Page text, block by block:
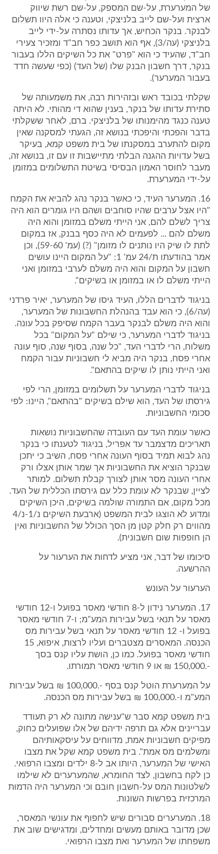
של המערערת, על-שם המספק, על-שם רשת שיווק
ארצית ועל-שם לייב בלניצקי, וטענה כי אלה היוו תשלום
לבנקר. בנקר הכחיש, אך עדותו נסתרה על-ידי לייב
בלניצקי (עה/3), אף הוא תושב כפר חב"ד ומזכיר צעירי
חב"ד, שהעיד כי הוא "פרט" את כל השיקים הללו בעבור
בנקר, דרך חשבון הבנק שלו (של העד) (כפי שעשה חדד
בעבור המערער).
שקלתי בכובד ראש ובזהירות רבה, את משמעותה של
סתירת עדותו של בנקר, בענין שהוא די מהותי. לא היתה
טענה כנגד מהימנותו של בלניצקי. ברם, לאחר ששקלתי
בדבר והפכתי והיפכתי בנושא זה, הגעתי למסקנה שאין
מקום להתערב במסקנתו של בית משפט קמא, בעיקר
בשל עדויות ההגנה הבלתי מתיישבות זו עם זו, בנושא זה,
מעבר לחוסר האמון הבסיסי בשיטת התשלומים במזומן
על-ידי המערערת.
16. המערער העיד, כי כאשר בנקר נהג להביא את הקמח
"היו אצל ערבים שהיו סוחבים ושהם היו גומרים הוא היה
צריך לשלם להם, אני הייתי משלם במזומן והוא היה
משלם להם ... לפעמים לא היה כסף בבנק, אז במקום
לתת לו שיק היו נותנים לו מזומן" (?) (עמ' 59-60), וכן
אמר בהודעתו ת/24 עמ' 1: "על המקום היינו עושים
חשבון על המקום והוא היה משלם לערבי במזומן ואני
הייתי משלם לו או במזומן או בשיקים".
בניגוד לדברים הללו, העיד גיסו של המערער, יאיר פרדני
(עה/6), כי הוא עבד בהנהלת החשבונות של המערער,
והוא היה משלם לבנקר בעבר הקמח שסיפק בכל עונה.
בניגוד לדברי המערער, כי שילם "על המקום" בכל
משלוח, הרי לדברי העד, "כל שנה, בסוף שנה, סוף עונה
אחרי פסח, בנקר היה מביא לי חשבוניות עבור הקמח
ואני הייתי נותן לו שיקים בהתאם".
בניגוד לדברי המערער על תשלומים במזומן, הרי לפי
גירסתו של העד, הוא שילם בשיקים "בהתאם", היינו: לפי
סכומי החשבוניות.
כאשר עומת העד עם העובדה שהחשבוניות נושאות
תאריכים מדצמבר עד אפריל, בניגוד לטענתו כי בנקר
נהג לבוא תמיד בסוף העונה אחרי פסח, השיב כי יתכן
שבנקר הוציא את החשבוניות אך שמר אותן אצלו ורק
אחרי העונה מסר אותן לצורך קבלת תשלום. למותר
לציין, שבנקר לא עומת כלל עם גירסתו הכללית של העד.
מכל מקום, אם התמורה שולמה בשיקים, היכן השיקים
ומדוע לא הוצגו לבית המשפט (ארבעת השיקים נ/1-נ/4
מהווים רק חלק קטן מן הסך הכולל של החשבוניות ואין
הן חופפות שום חשבונית).
סיכומו של דבר, אני מציע לדחות את הערעור על
ההרשעה.
הערעור על העונש
17. המערער נידון ל-8 חודשי מאסר בפועל ו-12 חודשי
מאסר על תנאי בשל עבירות המע"מ; ו-7 חודשי מאסר
בפועל ו- 12 חודשי מאסר על תנאי בשל עבירות מס
הכנסה. המאסרים מצטברים ועליו לרצות, איפוא, 15
חודשי מאסר בפועל. כמו כן, הושת עליו קנס בסך
-.150,000 ₪ או 9 חודשי מאסר תמורתו.
על המערערת הוטל קנס בסף -.100,000 ₪ בשל עבירות
המע"מ ו-.100,000 ₪ בשל עבירות מס הכנסה.
בית משפט קמא סבר ש"ענישה מתונה לא רק תעודד
עבריינים אלא גם תרפה ידיהם של אלו שפועלים כחוק,
מפיקים חשבוניות אמת, מדווחים על עיסקאותיהם
ומשלמים מס אמת". בית משפט קמא שקל את מצבו
האישי של המערער, היותו אב ל-8 ילדים ומצבו הרפואי.
כן לקח בחשבון, לצד החומרא, שהמערערים לא שילמו
לשלטונות המס על-חשבון חובם וכי המערער היה הדמות
המרכזית בפרשות השונות.
18. המערערים סבורים שיש לחפוף את עונשי המאסר,
שכן מדובר באותם מעשים ומחדלים, ומדגישים שוב את
משפחתו של המערער ואת מצבו הרפואי.